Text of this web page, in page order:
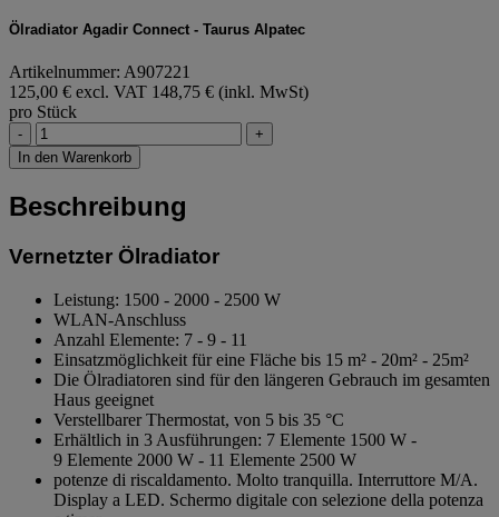
Ölradiator Agadir Connect - Taurus Alpatec
Artikelnummer: A907221
125,00 € excl. VAT 148,75 € (inkl. MwSt)
pro Stück
-
+
In den Warenkorb
Beschreibung
Vernetzter Ölradiator
Leistung: 1500 - 2000 - 2500 W
WLAN-Anschluss
Anzahl Elemente: 7 - 9 - 11
Einsatzmöglichkeit für eine Fläche bis 15 m² - 20m² - 25m²
Die Ölradiatoren sind für den längeren Gebrauch im gesamten
Haus geeignet
Verstellbarer Thermostat, von 5 bis 35 °C
Erhältlich in 3 Ausführungen: 7 Elemente 1500 W -
9 Elemente 2000 W - 11 Elemente 2500 W
potenze di riscaldamento. Molto tranquilla. Interruttore M/A.
Display a LED. Schermo digitale con selezione della potenza